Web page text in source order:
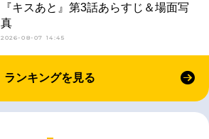
『キスあと』第3話あらすじ＆場面写
真
2026-08-07 14:45
ランキングを見る